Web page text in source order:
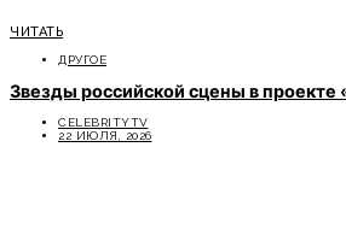
ЧИТАТЬ
ДРУГОЕ
Звезды российской сцены в проекте
CELEBRITYTV
22 ИЮЛЯ, 2026